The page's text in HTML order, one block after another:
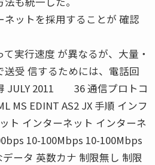
ットを採用することが 確認
実行速度 が異なるが、大量・
受 信するためには、電話回
JULY 2011 36 通信プロトコ
MS EDINT AS2 JX 手順 インフ
ト インターネット インターネ
10-100Mbps 10-100Mbps
ータ 英数カナ 制限無し 制限